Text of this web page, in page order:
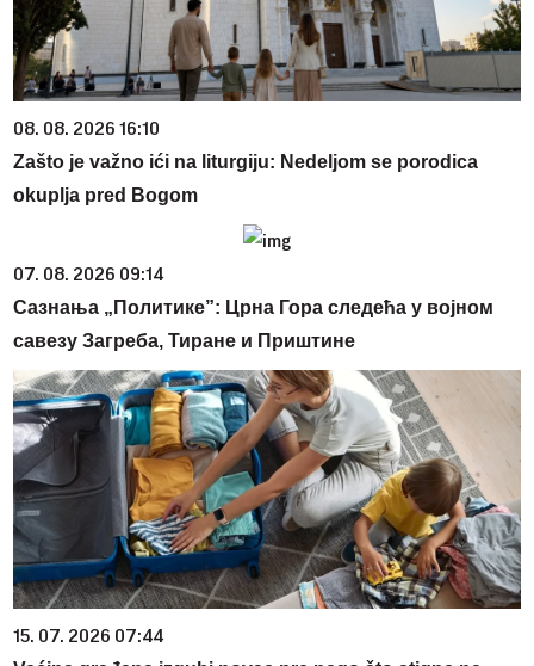
08. 08. 2026 16:10
Zašto je važno ići na liturgiju: Nedeljom se porodica
okuplja pred Bogom
07. 08. 2026 09:14
Сазнања „Политике”: Црна Гора следећа у војном
савезу Загреба, Тиране и Приштине
15. 07. 2026 07:44